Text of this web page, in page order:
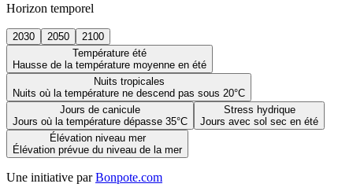
Horizon temporel
2030 2050
2100
Température été
Hausse de la température moyenne en été
Nuits tropicales
Nuits où la température ne descend pas sous 20°C
Jours de canicule
Jours où la température dépasse 35°C
Stress hydrique
Jours avec sol sec en été
Élévation niveau mer
Élévation prévue du niveau de la mer
Une initiative par Bonpote.com